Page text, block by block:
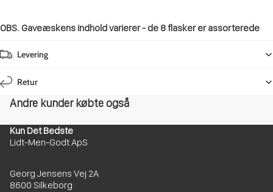
OBS. Gaveæskens indhold varierer - de 8 flasker er assorterede
Levering
Retur
Andre kunder købte også
Kun Det Bedste
Lidt-Men-Godt ApS
Georg Jensens Vej 2A
8600 Silkeborg